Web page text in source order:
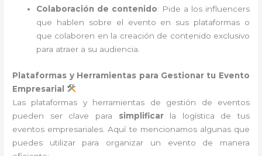
Colaboración de contenido: Pide a los influencers
que hablen sobre el evento en sus plataformas o
que colaboren en la creación de contenido exclusivo
para atraer a su audiencia.
Plataformas y Herramientas para Gestionar tu Evento
Empresarial
Las plataformas y herramientas de gestión de eventos
pueden ser clave para simplificarla logística de tus
eventos empresariales. Aquí te mencionamos algunas que
puedes utilizar para organizar un evento de manera